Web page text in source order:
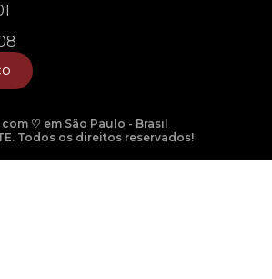
♡ em São Paulo - Brasil
Todos os direitos reservados!